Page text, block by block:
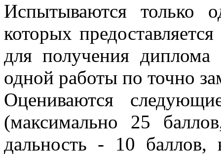
Испытываются только
которых
для получения диплома
одной работы по точно
Оцениваются
(максимально 25
дальность - 10 баллов,